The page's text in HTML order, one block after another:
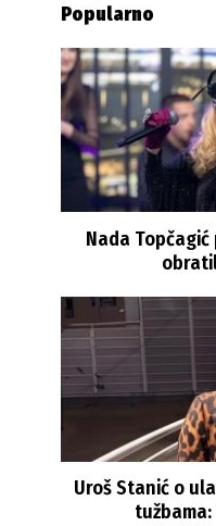
Popularno
Nada
Uroš Stanić o